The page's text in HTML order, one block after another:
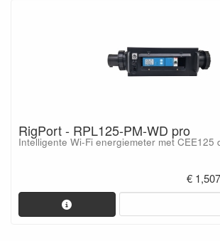
RigPort - RPL125-PM-WD pro
Intelligente Wi-Fi energiemeter met CEE125
€